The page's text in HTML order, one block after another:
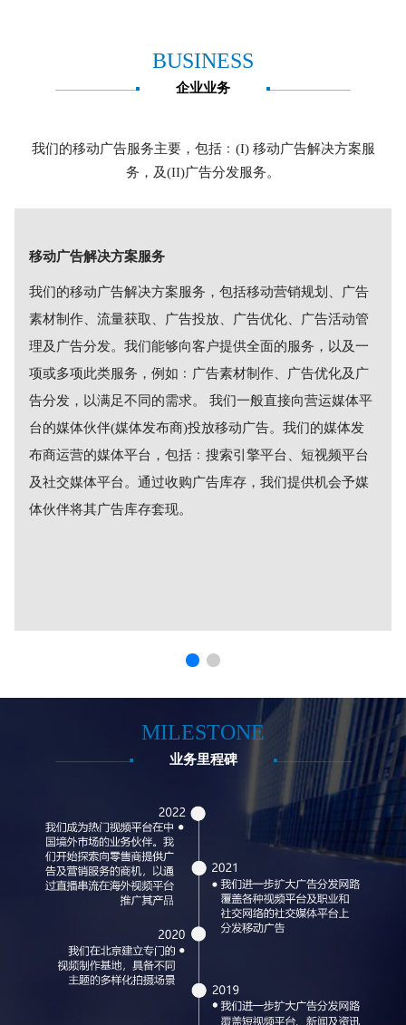
BUSINESS
企业业务
我们的移动广告服务主要，包括﹕(I) 移动广告解决方案服
务，及(II)广告分发服务。
移动广告解决方案服务
我们的移动广告解决方案服务，包括移动营销规划、广告
素材制作、流量获取、广告投放、广告优化、广告活动管
理及广告分发。我们能够向客户提供全面的服务，以及一
项或多项此类服务，例如﹕广告素材制作、广告优化及广
告分发，以满足不同的需求。 我们一般直接向营运媒体平
台的媒体伙伴(媒体发布商)投放移动广告。我们的媒体发
布商运营的媒体平台，包括﹕搜索引擎平台、短视频平台
及社交媒体平台。通过收购广告库存，我们提供机会予媒
体伙伴将其广告库存套现。
MILESTONE
业务里程碑